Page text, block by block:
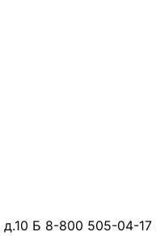
Б 8-800 505-04-17